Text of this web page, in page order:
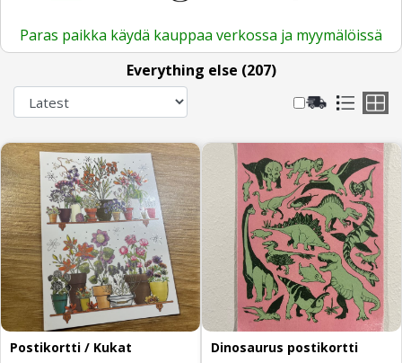
Paras paikka käydä kauppaa verkossa ja myymälöissä
Everything else (207)
Postikortti / Kukat Dinosaurus postikortti